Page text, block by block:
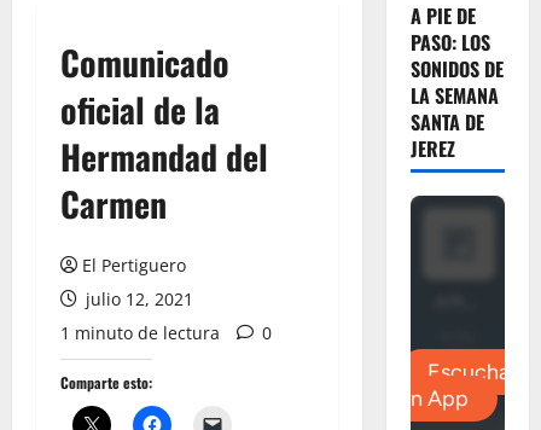
Comunicado
oficial de la
Hermandad del
Carmen
El Pertiguero
julio 12, 2021
1 minuto de lectura
0
Comparte esto:
A PIE DE
PASO: LOS
SONIDOS DE
LA SEMANA
SANTA DE
JEREZ